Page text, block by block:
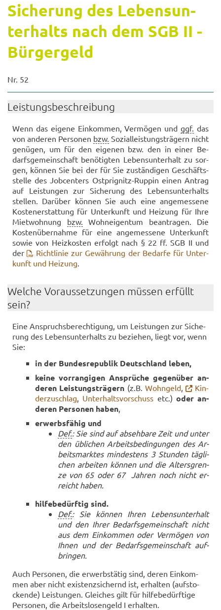
Si­che­rung des Le­bens­un­
ter­halts nach dem SGB II -
Bür­ger­geld
Nr. 52
Leis­tungs­be­schrei­bung
Wenn das ei­ge­ne Ein­kom­men, Ver­mö­gen undggf. das
von an­de­ren Per­so­nen bzw. So­zi­al­leis­tungs­trä­gern nicht
ge­nü­gen, um für den ei­ge­nen bzw. den in einer Be­
darfs­ge­mein­schaft be­nö­tig­ten Le­bens­un­ter­halt zu sor­
gen, kön­nen Sie bei der für Sie zu­stän­di­gen Ge­schäfts­
stel­le des Job­cen­ters Ostprignitz-​Ruppin einen An­trag
auf Leis­tun­gen zur Si­che­rung des Le­bens­un­ter­halts
stel­len. Dar­über kön­nen Sie auch eine an­ge­mes­se­ne
Kos­ten­er­stat­tung für Un­ter­kunft und Hei­zung für Ihre
Miet­woh­nung bzw. Wohn­ei­gen­tum be­an­tra­gen. Die
Kos­ten­über­nah­me für eine an­ge­mes­se­ne Un­ter­kunft
sowie von Heiz­kos­ten er­folgt nach § 22 ff. SGB II und
der
Richt­li­nie zur Ge­wäh­rung der Be­dar­fe für Un­ter­
kunft und Hei­zung.
Wel­che Vor­aus­set­zun­gen müs­sen er­füllt
sein?
Eine An­spruchs­be­rech­ti­gung, um Leis­tun­gen zur Si­che­
rung des Le­bens­un­ter­halts zu be­zie­hen, liegt vor, wenn
Sie:
in der Bun­des­re­pu­blik Deutsch­land leben,
keine vor­ran­gi­gen An­sprü­che ge­gen­über an­
de­ren Leis­tungs­trä­gern (z.B. Wohn­geld,
Kin­
der­zu­schlag, Un­ter­halts­vor­schuss etc.) oder an­
de­ren Per­so­nen haben,
er­werbs­fä­hig und
Def.: Sie sind auf ab­seh­ba­re Zeit und unter
den üb­li­chen Ar­beits­be­din­gun­gen des Ar­
beits­mark­tes min­des­tens 3 Stun­den täg­li­
chen ar­bei­ten kön­nen und die Al­ters­gren­
ze von 65 oder 67 Jah­ren noch nicht er­
reicht haben.
hil­fe­be­dürf­tig sind.
Def.: Sie kön­nen Ihren Le­bens­un­ter­halt
und den Ihrer Be­darfs­ge­mein­schaft nicht
aus dem Ein­kom­men oder Ver­mö­gen von
Ihnen und der Be­darfs­ge­mein­schaft auf­
brin­gen.
Auch Per­so­nen, die er­werbs­tä­tig sind, deren Ein­kom­
men aber nicht exis­tenz­si­chernd ist, er­hal­ten (auf­sto­
cken­de) Leis­tun­gen. Glei­ches gilt für hil­fe­be­dürf­ti­ge
Per­so­nen, die Ar­beits­lo­sen­geld I er­hal­ten.